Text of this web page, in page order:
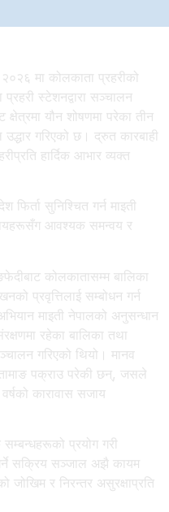
मा कोलकाता प्रहरीको
प्रहरी स्टेशनद्वारा सञ्चालन
यौन शोषणमा परेका तीन
गरिएको छ। द्रुत कारबाही
हार्दिक आभार व्यक्त
फिर्ता सुनिश्चित गर्न माइती
आवश्यक समन्वय र
कोलकातासम्म बालिका
प्रवृत्तिलाई सम्बोधन गर्न
माइती नेपालको अनुसन्धान
रहेका बालिका तथा
गरिएको थियो। मानव
पक्राउ परेकी छन्, जसले
कारावास सजाय
सम्बन्धहरूको प्रयोग गरी
सक्रिय सञ्जाल अझै कायम
र निरन्तर असुरक्षाप्रति